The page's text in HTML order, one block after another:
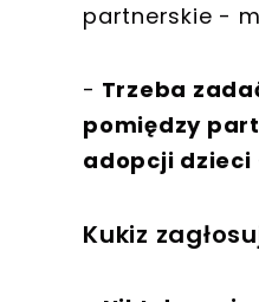
partnerskie -
- Trzeba
pomiędzy
adopcji dzieci
Kukiz